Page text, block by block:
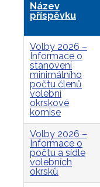
Název
příspěvku
Volby 2026 –
Informace o
stanovení
minimálního
počtu členů
volební
okrskové
komise
Volby 2026 –
Informace o
počtu a sídle
volebních
okrsků